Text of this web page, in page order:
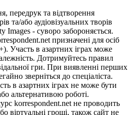
передрук та відтворення
та/або аудіовізуальних творів
Images - суворо забороняється.
призначені для осіб
Участь в азартних іграх може
Дотримуйтесь правил
гри. При виявленні перших
зверніться до спеціаліста.
в азартних іграх не може бути
альтернативою роботі.
korrespondent.net не проводить
віртуальні гроші, також сайт не